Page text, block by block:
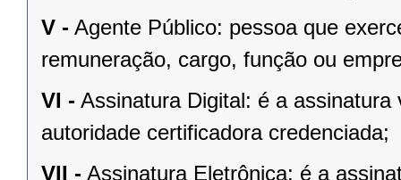
V - Agente Público: pessoa que
remuneração, cargo, função ou
VI - Assinatura Digital: é a
autoridade certificadora credenciada;
VII - Assinatura Eletrônica: é a